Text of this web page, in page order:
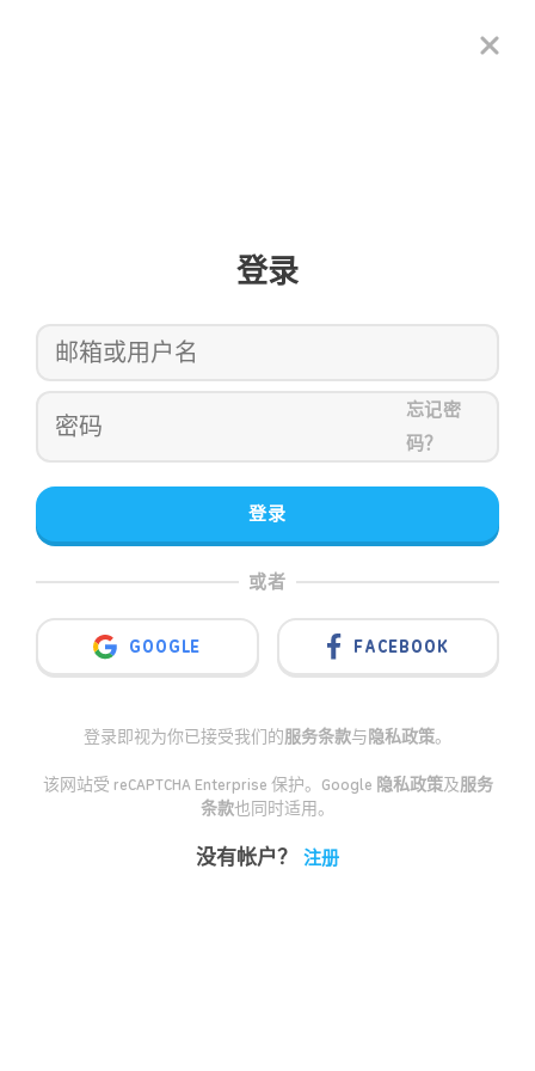
登录
忘记密
码？
登录
或者
GOOGLE FACEBOOK
登录即视为你已接受我们的服务条款与隐私政策。
该网站受 reCAPTCHA Enterprise 保护。Google 隐私政策及服务
条款也同时适用。
没有帐户？ 注册